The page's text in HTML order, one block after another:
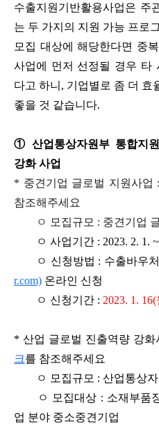
수출지원기반활용사업은 주
는 두 가지의 지원 가능 프로
모집 대상에 해당한다면 중
사업에 먼저 선정될 경우 타
다고 하니, 기업별로 좀 더 효
좋을 것 같습니다.
① 산업통상자원부 통합지
강화 사업
* 중견기업 글로벌 지원사업
참조해주세요
ㅇ 모집규모 : 중견기업
ㅇ 사업기간 : 2023. 2. 1.
ㅇ 신청방법 : 수출바우
r.com) 온라인 신청
ㅇ 신청기간 : 2023. 1.
* 산업 글로벌 진출역량 강
크를 참조해주세요
ㅇ 모집규모 : 산업통상
ㅇ 모집대상 : 소재부품
업 분야 중소중견기업